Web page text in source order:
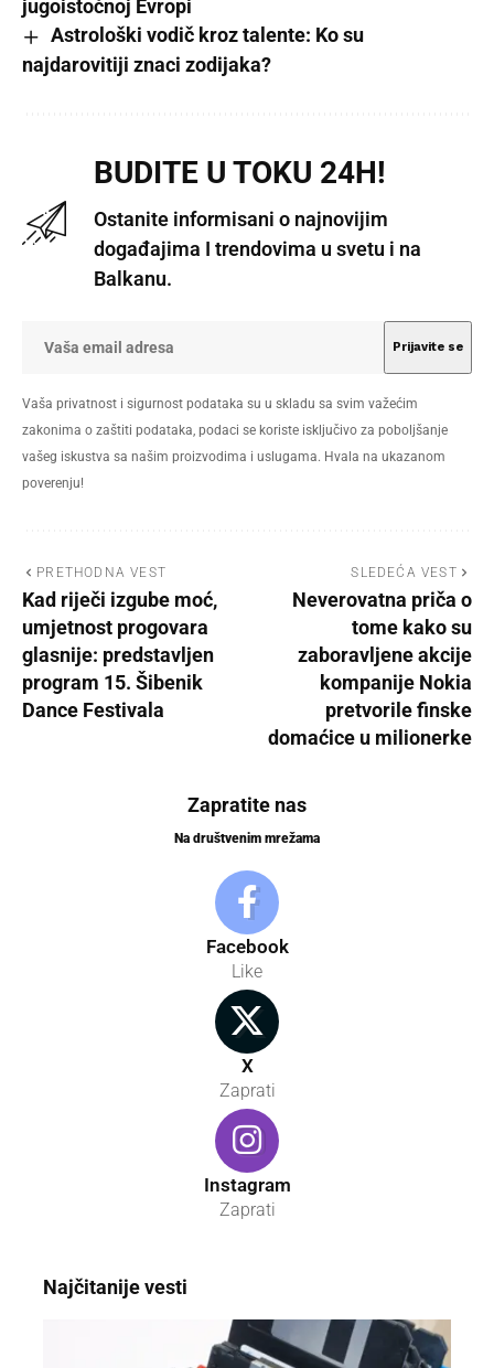
jugoistočnoj Evropi
Astrološki vodič kroz talente: Ko su
najdarovitiji znaci zodijaka?
BUDITE U TOKU 24H!
Ostanite informisani o najnovijim
događajima I trendovima u svetu i na
Balkanu.
Vaša privatnost i sigurnost podataka su u skladu sa svim važećim
zakonima o zaštiti podataka, podaci se koriste isključivo za poboljšanje
vašeg iskustva sa našim proizvodima i uslugama. Hvala na ukazanom
poverenju!
PRETHODNA VEST
Kad riječi izgube moć,
umjetnost progovara
glasnije: predstavljen
program 15. Šibenik
Dance Festivala
SLEDEĆA VEST
Neverovatna priča o
tome kako su
zaboravljene akcije
kompanije Nokia
pretvorile finske
domaćice u milionerke
Zapratite nas
Na društvenim mrežama
Facebook
Like
X
Zaprati
Instagram
Zaprati
Najčitanije vesti